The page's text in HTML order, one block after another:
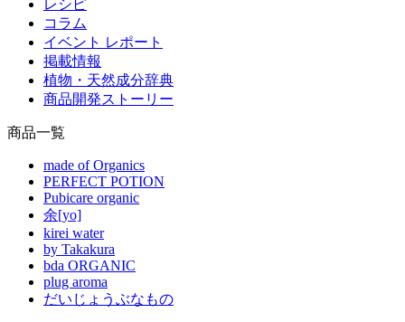
レシピ
コラム
イベント レポート
掲載情報
植物・天然成分辞典
商品開発ストーリー
商品一覧
made of Organics
PERFECT POTION
Pubicare organic
余[yo]
kirei water
by Takakura
bda ORGANIC
plug aroma
だいじょうぶなもの